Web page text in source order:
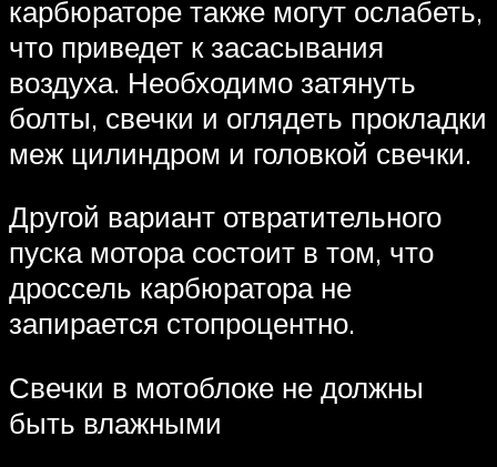
карбюраторе также могут ослабеть,
что приведет к засасывания
воздуха. Необходимо затянуть
болты, свечки и оглядеть прокладки
меж цилиндром и головкой свечки.
Другой вариант отвратительного
пуска мотора состоит в том, что
дроссель карбюратора не
запирается стопроцентно.
Свечки в мотоблоке не должны
быть влажными